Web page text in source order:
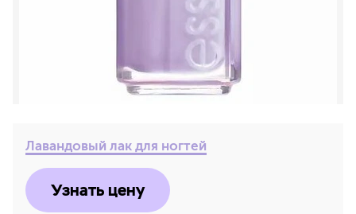
Лавандовый лак для ногтей
Узнать цену